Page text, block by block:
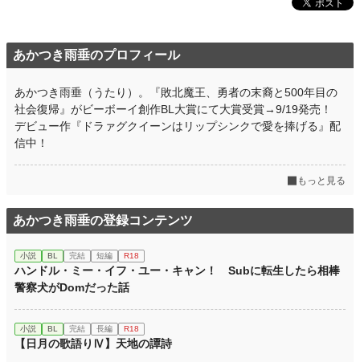
文字数 67,530
更新日時 2024.02.17 20:36
初回公開日時 2023.12.28 21:11
初回完結日時
年間ポイント 2,387 pt (62,942 位)
累計ポイント 14,381 pt (82,805 位)
あかつき雨垂のプロフィール
あかつき雨垂（うたり）。『敗北魔王、勇者の末裔と500年目の
社会復帰』がビーボーイ創作BL大賞にて大賞受賞→9/19発売！
デビュー作『ドラァグクイーンはリップシンクで愛を捧げる』配
信中！
もっと見る
あかつき雨垂の登録コンテンツ
小説 BL 完結 短編 R18
ハンドル・ミー・イフ・ユー・キャン！ Subに転生したら相棒
警察犬がDomだった話
小説 BL 完結 長編 R18
【日月の歌語りⅣ】天地の譚詩